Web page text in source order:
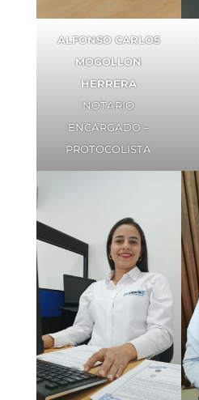
ALFONSO CARLOS
MOGOLLON
HERRERA
NOTARIO
ENCARGADO –
PROTOCOLISTA